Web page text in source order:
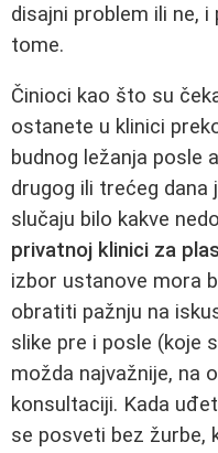
disajni problem ili ne,
tome.
Činioci kao što su
ostanete u klinici
budnog ležanja posle
drugog ili trećeg
slučaju bilo kakve
privatnoj klinici za
izbor ustanove mora
obratiti pažnju na
slike pre i posle (koje
možda najvažnije, na
konsultaciji. Kada
se posveti bez žurbe,